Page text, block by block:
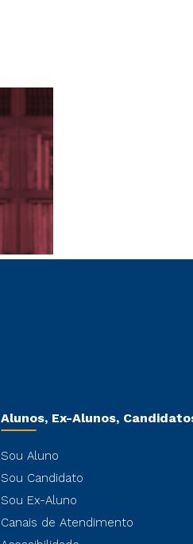
Alunos, Ex-Alunos,
Sou Aluno
Sou Candidato
Sou Ex-Aluno
Canais de Atendimento